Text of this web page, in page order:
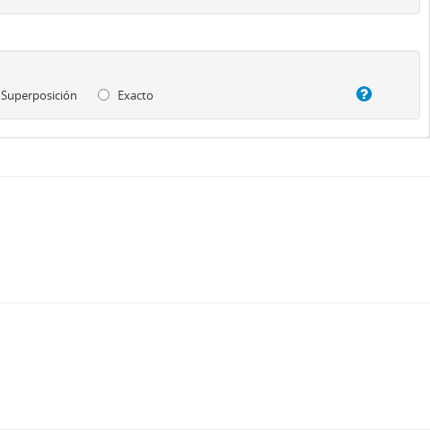
Superposición
Exacto